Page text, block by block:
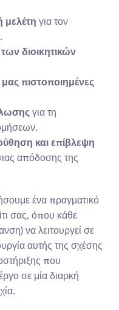
μελέτη για τον
διοικητικών
πιστοποιημένες
για τη
και επίβλεψη
απόδοσης της
ένα πραγματικό
σας, όπου κάθε
να λειτουργεί σε
αυτής της σχέσης
που
σε μία διαρκή